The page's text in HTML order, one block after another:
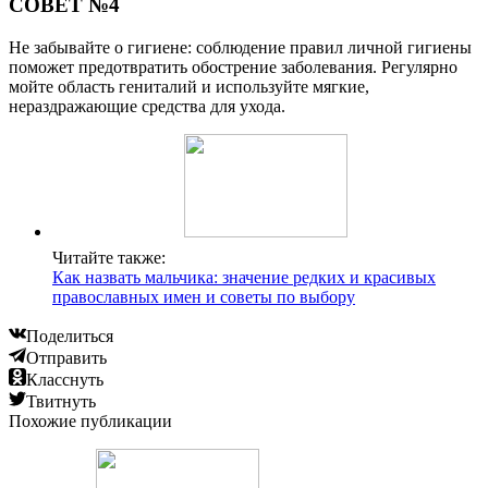
СОВЕТ №4
Не забывайте о гигиене: соблюдение правил личной гигиены
поможет предотвратить обострение заболевания. Регулярно
мойте область гениталий и используйте мягкие,
нераздражающие средства для ухода.
Читайте также:
Как назвать мальчика: значение редких и красивых
православных имен и советы по выбору
Поделиться
Отправить
Класснуть
Твитнуть
Похожие публикации